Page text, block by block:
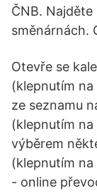
ČNB.
směnárnách.
Otevře se
(klepnutím
ze seznamu
(klepnutím na
výběrem
(klepnutím
- online